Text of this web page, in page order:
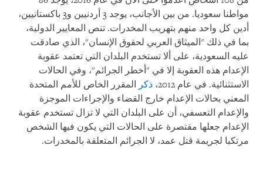
مواطنا سعوديا. من بين الأجانب، يوجد 3 أردنيين و3 باكستانيين،
أدين كل واحد منهم بتهريب المخدرات. تنص المعايير الدولية،
بما في ذلك "الميثاق العربي لحقوق الإنسان"، الذي صادقت
عليه السعودية، على ألا تستخدم البلدان التي تعتمد عقوبة
الإعدام هذه العقوبة إلا في "أخطر الجرائم"، وفي الحالات
الاستثنائية. في عام 2012،
ذكر
المقرر الخاص للأمم المتحدة
المعني بحالات الإعدام خارج القضاء والإجراءات الموجزة
والإعدام التعسفي، أن على البلدان التي لا تزال تستخدم عقوبة
الإعدام جعلها مقتصرة على الحالات التي يكون فيها الشخص
مرتكبا لجريمة قتل عمد، لا الجرائم المتعلقة بالمخدرات.